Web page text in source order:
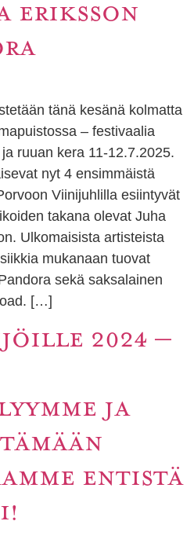
ERIKSSON
tänä kesänä kolmatta
– festivaalia
ruuan kera 11-12.7.2025.
nyt 4 ensimmäistä
Viinijuhlilla esiintyvät
takana olevat Juha
Ulkomaisista artisteista
mukanaan tuovat
sekä saksalainen
[…]
2024 –
JA
ENTISTÄ